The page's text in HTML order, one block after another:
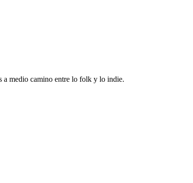
a medio camino entre lo folk y lo indie.